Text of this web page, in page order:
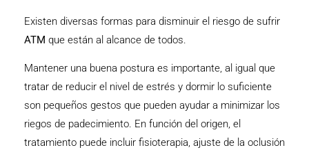
Existen diversas formas para disminuir el riesgo de sufrir
ATM que están al alcance de todos.
Mantener una buena postura es importante, al igual que
tratar de reducir el nivel de estrés y dormir lo suficiente
son pequeños gestos que pueden ayudar a minimizar los
riegos de padecimiento. En función del origen, el
tratamiento puede incluir fisioterapia, ajuste de la oclusión